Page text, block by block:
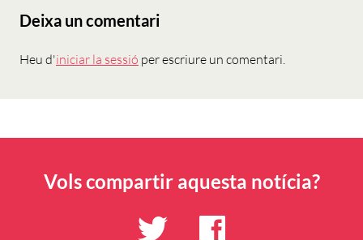
Deixa un comentari
Heu d'iniciar la sessió per escriure un comentari.
Vols compartir aquesta notícia?